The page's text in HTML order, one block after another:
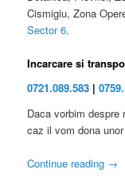
Cismigiu, Zona
Sector 6.
Incarcare si
0721.089.583 |
Daca vorbim
caz il vom dona
Continue reading →